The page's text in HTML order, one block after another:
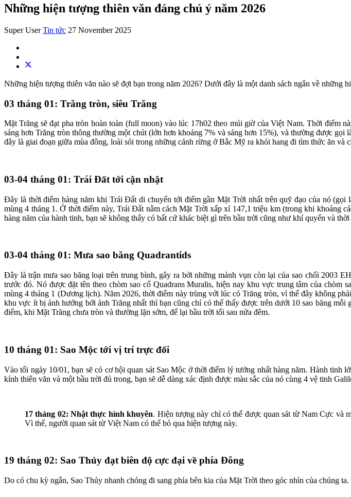
Những hiện tượng thiên văn đáng chú ý năm 2026
Super User Tin tức 27 November 2025
Những hiện tượng thiên văn nào sẽ đợi bạn trong năm 2026? Dưới đây là một danh sách ngắn về những
03 tháng 01: Trăng tròn, siêu Trăng
Mặt Trăng sẽ đạt pha tròn hoàn toàn (full moon) vào lúc 17h02 theo múi giờ của Việt Nam. Thời điểm
sáng hơn Trăng tròn thông thường một chút (lớn hơn khoảng 7% và sáng hơn 15%), và thường được
đây là giai đoạn giữa mùa đông, loài sói trong những cánh rừng ở Bắc Mỹ ra khỏi hang đi tìm thức ăn và
03-04 tháng 01: Trái Đất tới cận nhật
Đây là thời điểm hàng năm khi Trái Đất di chuyển tới điểm gần Mặt Trời nhất trên quỹ đạo của nó
mùng 4 tháng 1. Ở thời điểm này, Trái Đất nằm cách Mặt Trời xấp xỉ 147,1 triệu km (trong khi khoảng
hàng năm của hành tinh, bạn sẽ không thấy có bất cứ khác biệt gì trên bầu trời cũng như khí quyển và thời
03-04 tháng 01: Mưa sao băng Quadrantids
Đây là trận mưa sao băng loại trên trung bình, gây ra bởi những mảnh vụn còn lại của sao chổi 2003
trước đó. Nó được đặt tên theo chòm sao cổ Quadrans Muralis, hiện nay khu vực trung tâm của chòm
mùng 4 tháng 1 (Dương lịch). Năm 2026, thời điểm này trùng với lúc có Trăng tròn, vì thế đây không
khu vực ít bị ảnh hưởng bởi ánh Trăng nhất thì bạn cũng chỉ có thể thấy được trên dưới 10 sao băng
điểm, khi Mặt Trăng chưa tròn và thường lặn sớm, để lại bầu trời tối sau nửa đêm.
10 tháng 01: Sao Mộc tới vị trí trực đối
Vào tối ngày 10/01, bạn sẽ có cơ hội quan sát Sao Mộc ở thời điểm lý tưởng nhất hàng năm. Hành
kính thiên văn và một bầu trời đủ trong, bạn sẽ dễ dàng xác định được màu sắc của nó cùng 4 vệ tinh
17 tháng 02: Nhật thực hình khuyên. Hiện tượng này chỉ có thể được quan sát từ Nam Cực và
Vì thế, người quan sát từ Việt Nam có thể bỏ qua hiện tượng này.
19 tháng 02: Sao Thủy đạt biên độ cực đại về phía Đông
Do có chu kỳ ngắn, Sao Thủy nhanh chóng đi sang phía bên kia của Mặt Trời theo góc nhìn của chúng